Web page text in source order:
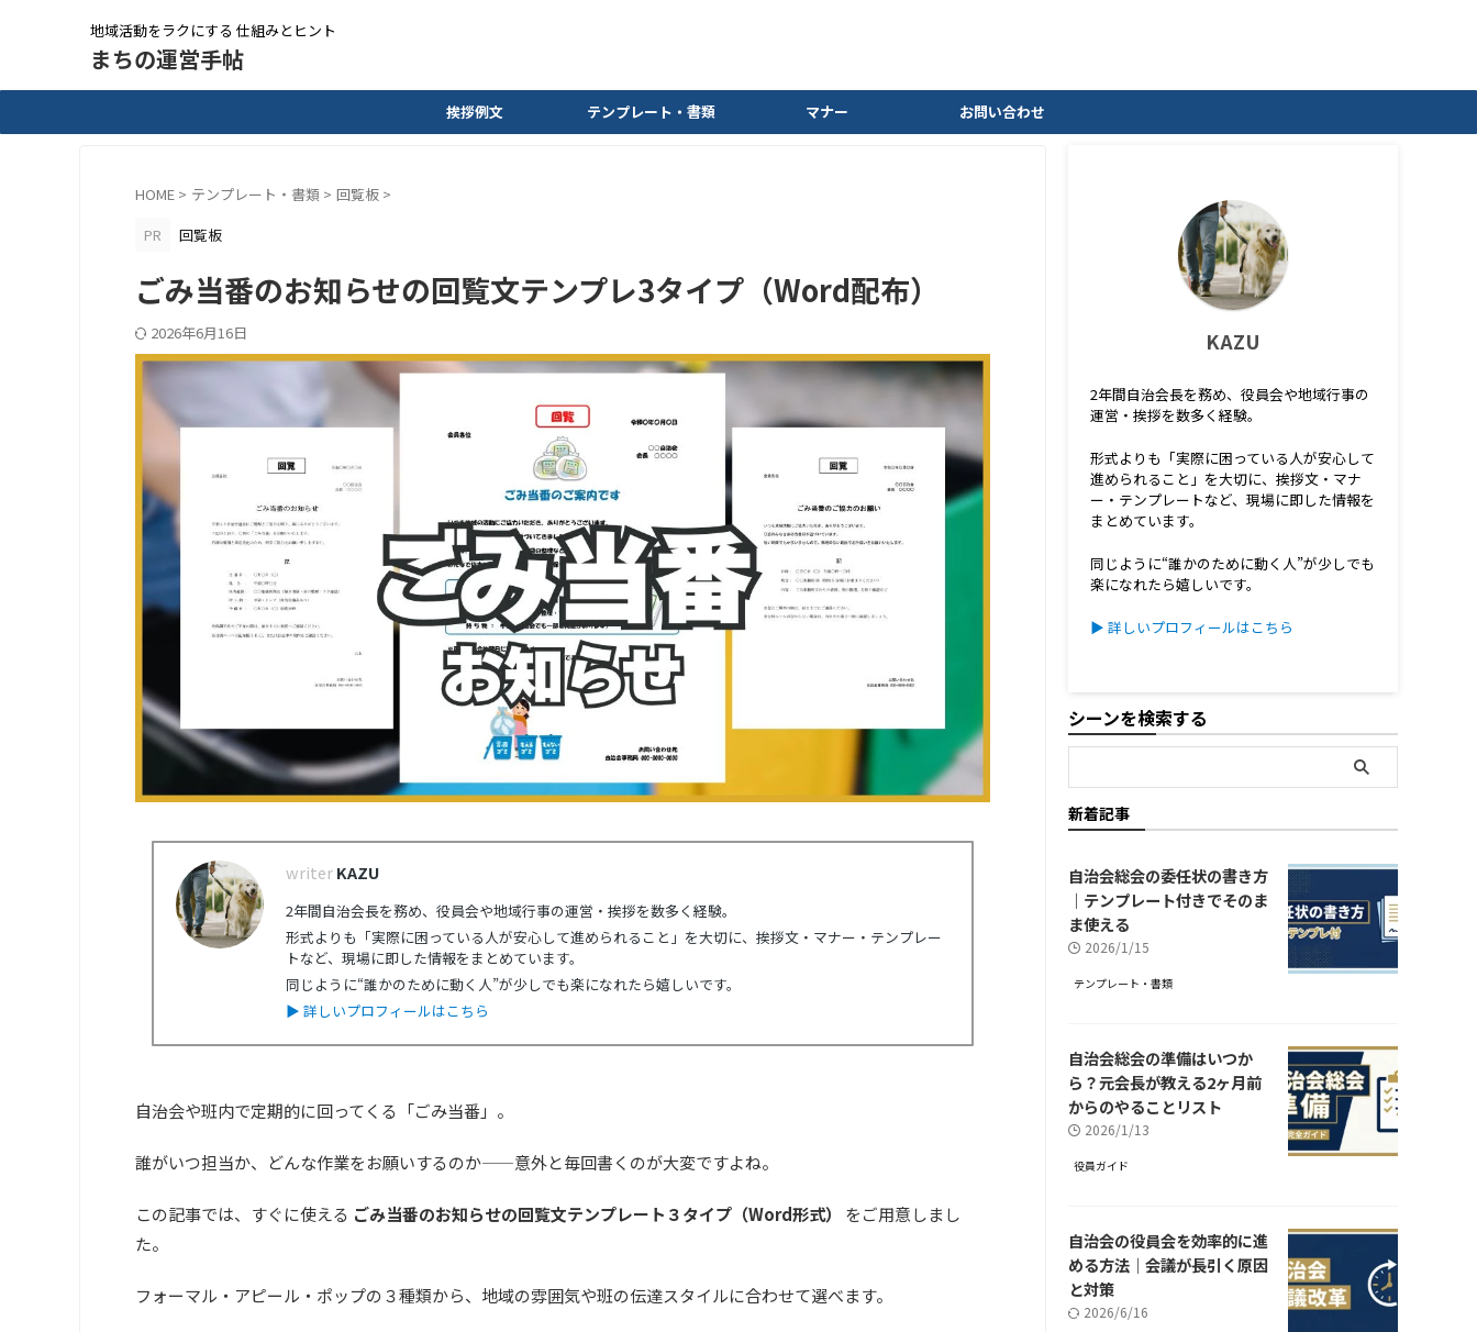
地域活動をラクにする 仕組みとヒント
まちの運営手帖
挨拶例文 テンプレート・書類 マナー お問い合わせ
HOME > テンプレート・書類 > 回覧板 >
PR
回覧板
ごみ当番のお知らせの回覧文テンプレ3タイプ（Word配布）
2026年6月16日
KAZU
2年間自治会長を務め、役員会や地域行事の運営・挨拶を数多く経験。
形式よりも「実際に困っている人が安心して進められること」を大切に、挨拶文・マナー・テンプレー
トなど、現場に即した情報をまとめています。
同じように“誰かのために動く人”が少しでも楽になれたら嬉しいです。
▶ 詳しいプロフィールはこちら
自治会や班内で定期的に回ってくる「ごみ当番」。
誰がいつ担当か、どんな作業をお願いするのか——意外と毎回書くのが大変ですよね。
この記事では、すぐに使える ごみ当番のお知らせの回覧文テンプレート３タイプ（Word形式）
をご用意しまし
た。
フォーマル・アピール・ポップの３種類から、地域の雰囲気や班の伝達スタイルに合わせて選べます。
KAZU
2年間自治会長を務め、役員会や地域行事の
運営・挨拶を数多く経験。
形式よりも「実際に困っている人が安心して
進められること」を大切に、挨拶文・マナ
ー・テンプレートなど、現場に即した情報を
まとめています。
同じように“誰かのために動く人”が少しでも
楽になれたら嬉しいです。
▶ 詳しいプロフィールはこちら
シーンを検索する
新着記事
自治会総会の委任状の書き方
｜テンプレート付きでそのま
ま使える
2026/1/15
テンプレート・書類
自治会総会の準備はいつか
ら？元会長が教える2ヶ月前
からのやることリスト
2026/1/13
役員ガイド
自治会の役員会を効率的に進
める方法｜会議が長引く原因
と対策
2026/6/16